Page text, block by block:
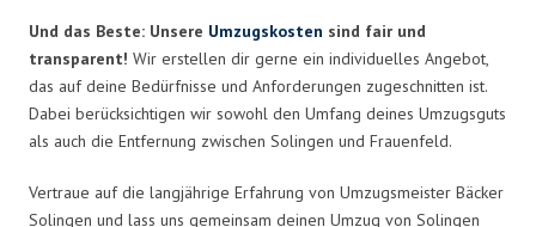
Und das Beste: Unsere Umzugskosten sind fair und
transparent! Wir erstellen dir gerne ein individuelles Angebot,
das auf deine Bedürfnisse und Anforderungen zugeschnitten ist.
Dabei berücksichtigen wir sowohl den Umfang deines Umzugsguts
als auch die Entfernung zwischen Solingen und Frauenfeld.
Vertraue auf die langjährige Erfahrung von Umzugsmeister Bäcker
Solingen und lass uns gemeinsam deinen Umzug von Solingen